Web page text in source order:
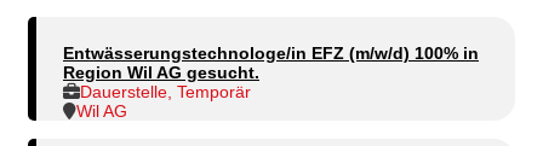
Entwässerungstechnologe/in EFZ (m/w/d) 100% in
Region Wil AG gesucht.
Dauerstelle, Temporär
Wil AG